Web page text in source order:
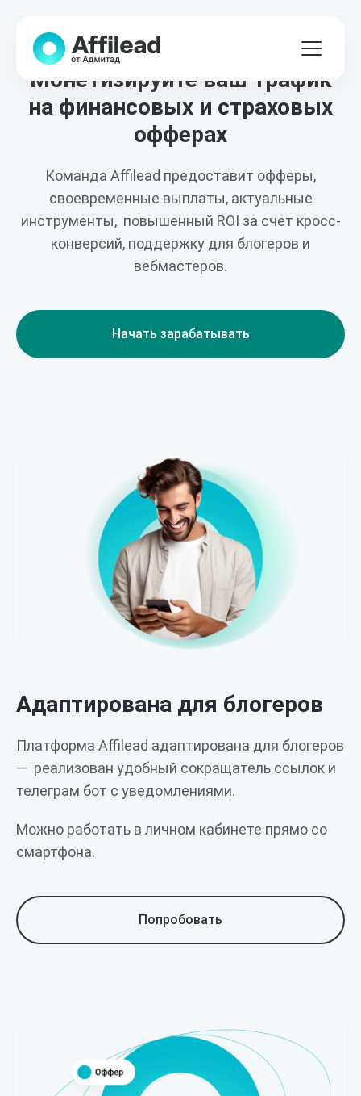
ЗАРАБОТОК ДЛЯ БЛОГЕРОВ И ВЕБМАСТЕРОВ
Монетизируйте ваш трафик
на финансовых и страховых
офферах
Команда Affilead предоставит офферы,
своевременные выплаты, актуальные
инструменты, повышенный ROI за счет кросс-
конверсий, поддержку для блогеров и
вебмастеров.
Начать зарабатывать
Адаптирована для блогеров
Платформа Affilead адаптирована для блогеров
— реализован удобный сокращатель ссылок и
телеграм бот с уведомлениями.
Можно работать в личном кабинете прямо со
смартфона.
Попробовать